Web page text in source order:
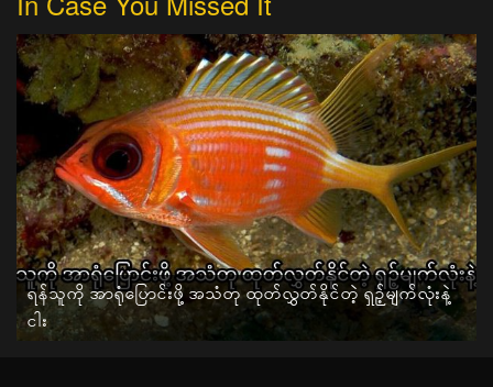
ရန်သူကို အာရုံပြောင်းဖို့ အသံတု ထုတ်လွှတ်နိုင်တဲ့ ရှဉ့်မျက်လုံးနဲ့
ငါး